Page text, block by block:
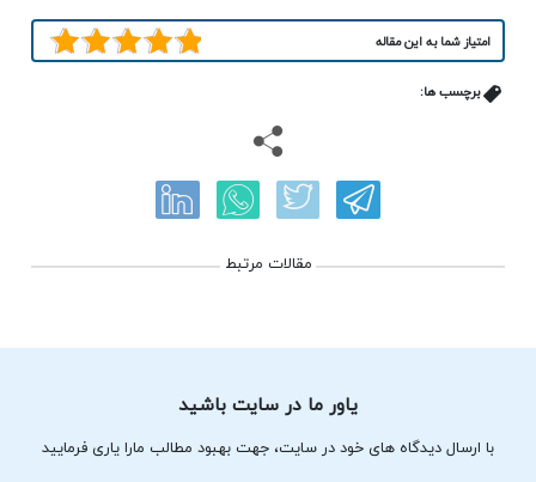
امتیاز شما به این مقاله
برچسب ها:
مقالات مرتبط
یاور ما در سایت باشید
با ارسال دیدگاه های خود در سایت، جهت بهبود مطالب مارا یاری فرمایید